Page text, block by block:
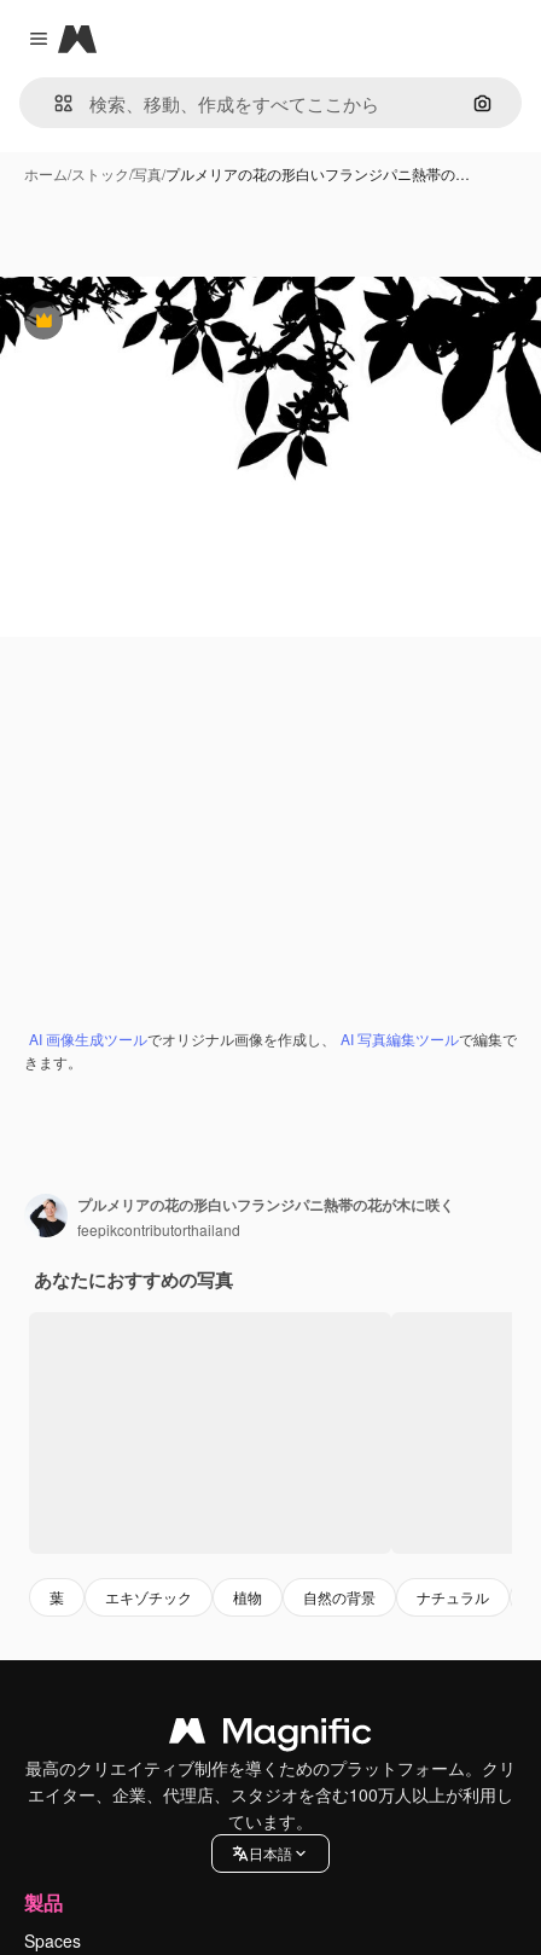
Close menu
Magnific
画像で
ホーム/ストック/写真/プルメリアの花の形白いフランジパニ熱帯の…
Premium
AI 画像生成ツールでオリジナル画像を作成し、 AI 写真編集ツールで編集で
きます。
プルメリアの花の形白いフランジパニ熱帯の花が木に咲く
feepikcontributorthailand
あなたにおすすめの写真
葉 エキゾチック 植物 自然の背景 ナチュラル
最高のクリエイティブ制作を導くためのプラットフォーム。クリ
エイター、企業、代理店、スタジオを含む100万人以上が利用し
ています。
日本語
製品
Spaces